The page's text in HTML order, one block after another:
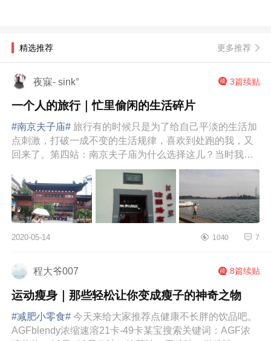
精选推荐 更多推荐
夜寐- sink° 3篇续贴
一个人的旅行｜忙里偷闲的生活碎片
#南京夫子庙# 旅行有的时候只是为了给自己平淡的生活加
点刺激，打破一成不变的生活规律，喜欢到处跑的我，又
回来了。第四站：南京夫子庙为什么选择这儿？当时我就
是听同事说了一下，说南...
2020-05-14 1040 7
程大爷007 8篇续贴
运动瘦身｜那些轻松让你变成瘦子的神奇之物
#减肥小零食# 今天来给大家推荐点健康不长胖的饮品吧。
AGFblendy浓缩速溶21卡-49卡某宝搜索关键词：AGF浓